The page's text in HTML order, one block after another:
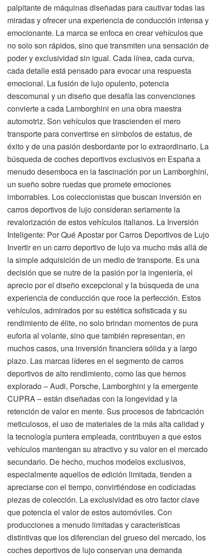
palpitante de máquinas diseñadas para cautivar todas las
miradas y ofrecer una experiencia de conducción intensa y
emocionante. La marca se enfoca en crear vehículos que
no solo son rápidos, sino que transmiten una sensación de
poder y exclusividad sin igual. Cada línea, cada curva,
cada detalle está pensado para evocar una respuesta
emocional. La fusión de lujo opulento, potencia
descomunal y un diseño que desafía las convenciones
convierte a cada Lamborghini en una obra maestra
automotriz. Son vehículos que trascienden el mero
transporte para convertirse en símbolos de estatus, de
éxito y de una pasión desbordante por lo extraordinario. La
búsqueda de coches deportivos exclusivos en España a
menudo desemboca en la fascinación por un Lamborghini,
un sueño sobre ruedas que promete emociones
imborrables. Los coleccionistas que buscan inversión en
carros deportivos de lujo consideran seriamente la
revalorización de estos vehículos italianos. La Inversión
Inteligente: Por Qué Apostar por Carros Deportivos de Lujo
Invertir en un carro deportivo de lujo va mucho más allá de
la simple adquisición de un medio de transporte. Es una
decisión que se nutre de la pasión por la ingeniería, el
aprecio por el diseño excepcional y la búsqueda de una
experiencia de conducción que roce la perfección. Estos
vehículos, admirados por su estética sofisticada y su
rendimiento de élite, no solo brindan momentos de pura
euforia al volante, sino que también representan, en
muchos casos, una inversión financiera sólida y a largo
plazo. Las marcas líderes en el segmento de carros
deportivos de alto rendimiento, como las que hemos
explorado – Audi, Porsche, Lamborghini y la emergente
CUPRA – están diseñadas con la longevidad y la
retención de valor en mente. Sus procesos de fabricación
meticulosos, el uso de materiales de la más alta calidad y
la tecnología puntera empleada, contribuyen a que estos
vehículos mantengan su atractivo y su valor en el mercado
secundario. De hecho, muchos modelos exclusivos,
especialmente aquellos de edición limitada, tienden a
apreciarse con el tiempo, convirtiéndose en codiciadas
piezas de colección. La exclusividad es otro factor clave
que potencia el valor de estos automóviles. Con
producciones a menudo limitadas y características
distintivas que los diferencian del grueso del mercado, los
coches deportivos de lujo conservan una demanda